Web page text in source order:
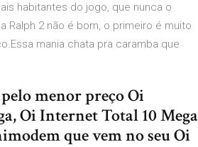
habitantes do jogo, que nunca o
Ralph 2 não é bom, o primeiro é muito
mania chata pra caramba que
menor preço Oi
Oi Internet Total 10 Mega
que vem no seu Oi